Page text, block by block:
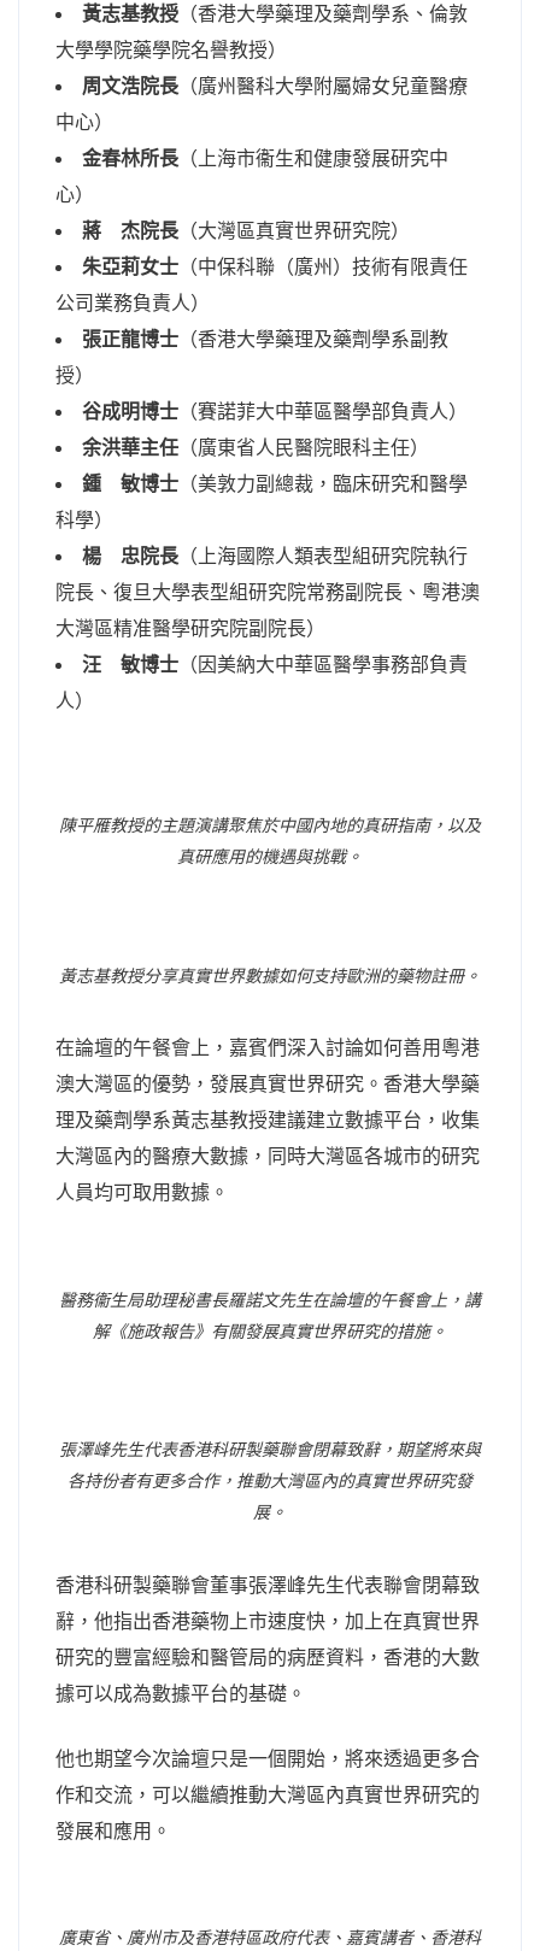
黃志基教授（香港大學藥理及藥劑學系、倫敦
大學學院藥學院名譽教授）
周文浩院長 （廣州醫科大學附屬婦女兒童醫療
中心）
金春林所長 （上海市衞生和健康發展研究中
心）
蔣 杰院長 （大灣區真實世界研究院）
朱亞莉女士 （中保科聯（廣州）技術有限責任
公司業務負責人）
張正龍博士 （香港大學藥理及藥劑學系副教
授）
谷成明博士 （賽諾菲大中華區醫學部負責人）
余洪華主任 （廣東省人民醫院眼科主任）
鍾 敏博士 （美敦力副總裁，臨床研究和醫學
科學）
楊 忠院長 （上海國際人類表型組研究院執行
院長、復旦大學表型組研究院常務副院長、粵港澳
大灣區精准醫學研究院副院長）
汪 敏博士 （因美納大中華區醫學事務部負責
人）
陳平雁教授的主題演講聚焦於中國內地的真研指南，以及
真研應用的機遇與挑戰。
黃志基教授分享真實世界數據如何支持歐洲的藥物註冊。
在論壇的午餐會上，嘉賓們深入討論如何善用粵港
澳大灣區的優勢，發展真實世界研究。香港大學藥
理及藥劑學系黃志基教授建議建立數據平台，收集
大灣區內的醫療大數據，同時大灣區各城市的研究
人員均可取用數據。
醫務衞生局助理秘書長羅諾文先生在論壇的午餐會上，講
解《施政報告》有關發展真實世界研究的措施。
張澤峰先生代表香港科研製藥聯會閉幕致辭，期望將來與
各持份者有更多合作，推動大灣區內的真實世界研究發
展。
香港科研製藥聯會董事張澤峰先生代表聯會閉幕致
辭，他指出香港藥物上市速度快，加上在真實世界
研究的豐富經驗和醫管局的病歷資料，香港的大數
據可以成為數據平台的基礎。
他也期望今次論壇只是一個開始，將來透過更多合
作和交流，可以繼續推動大灣區內真實世界研究的
發展和應用。
廣東省、廣州市及香港特區政府代表、嘉賓講者、香港科